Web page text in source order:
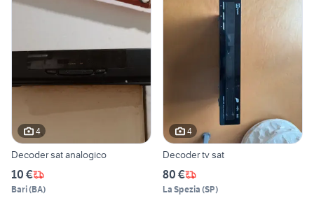
4
Decoder sat analogico
10 €
Bari(BA)
4
Decoder tv sat
80 €
La Spezia (SP)